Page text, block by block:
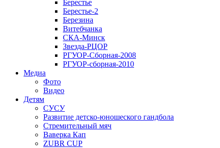
Берестье
Берестье-2
Березина
Витебчанка
СКА-Минск
Звезда-РЦОР
РГУОР-Сборная-2008
РГУОР-сборная-2010
Медиа
Фото
Видео
Детям
СУСУ
Развитие детско-юношеского гандбола
Стремительный мяч
Ваверка Кап
ZUBR CUP